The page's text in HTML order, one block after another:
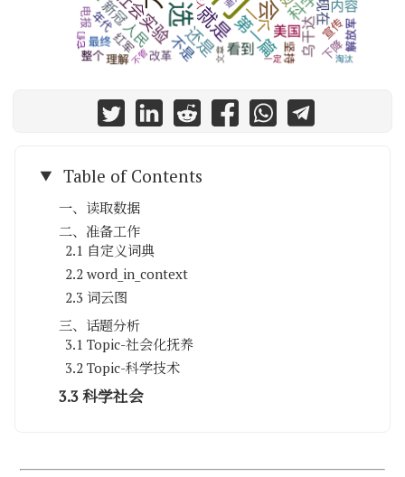
Table of Contents
一、读取数据
二、准备工作
2.1 自定义词典
2.2 word_in_context
2.3 词云图
三、话题分析
3.1 Topic-社会化抚养
3.2 Topic-科学技术
3.3 科学社会